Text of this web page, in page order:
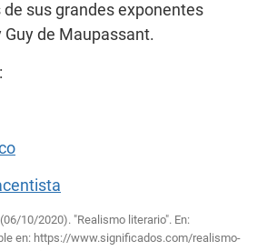
sus grandes exponentes
de Maupassant.
10/2020). "Realismo literario". En:
en: https://www.significados.com/realismo-